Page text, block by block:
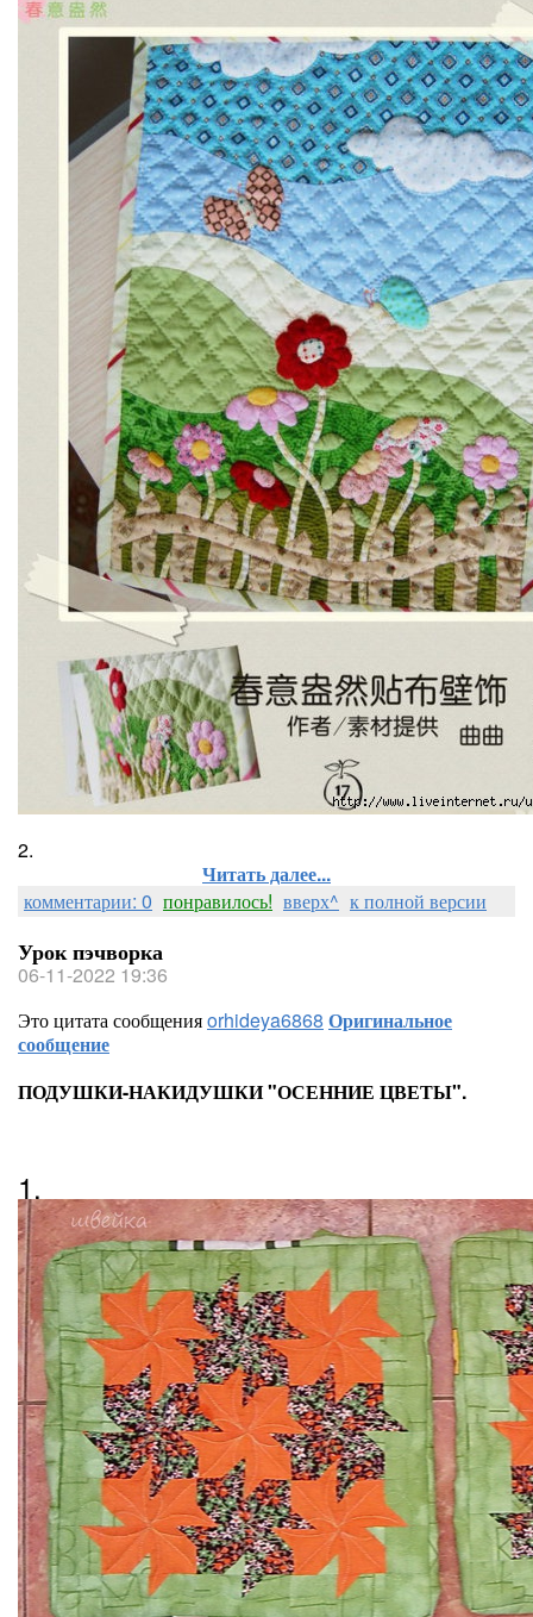
2.
Читать далее...
комментарии: 0 понравилось! вверх^ к полной версии
Урок пэчворка
06-11-2022 19:36
Это цитата сообщенияorhideya6868 Оригинальное
сообщение
ПОДУШКИ-НАКИДУШКИ "ОСЕННИЕ ЦВЕТЫ".
1.